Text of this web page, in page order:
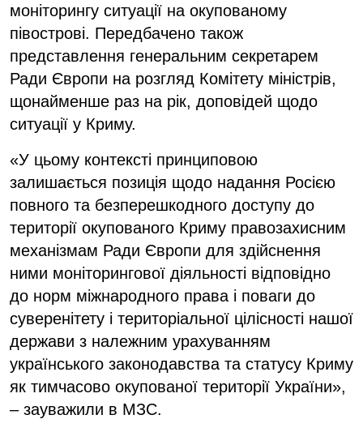
моніторингу ситуації на окупованому
півострові. Передбачено також
представлення генеральним секретарем
Ради Європи на розгляд Комітету міністрів,
щонайменше раз на рік, доповідей щодо
ситуації у Криму.
«У цьому контексті принциповою
залишається позиція щодо надання Росією
повного та безперешкодного доступу до
території окупованого Криму правозахисним
механізмам Ради Європи для здійснення
ними моніторингової діяльності відповідно
до норм міжнародного права і поваги до
суверенітету і територіальної цілісності нашої
держави з належним урахуванням
українського законодавства та статусу Криму
як тимчасово окупованої території України»,
– зауважили в МЗС.